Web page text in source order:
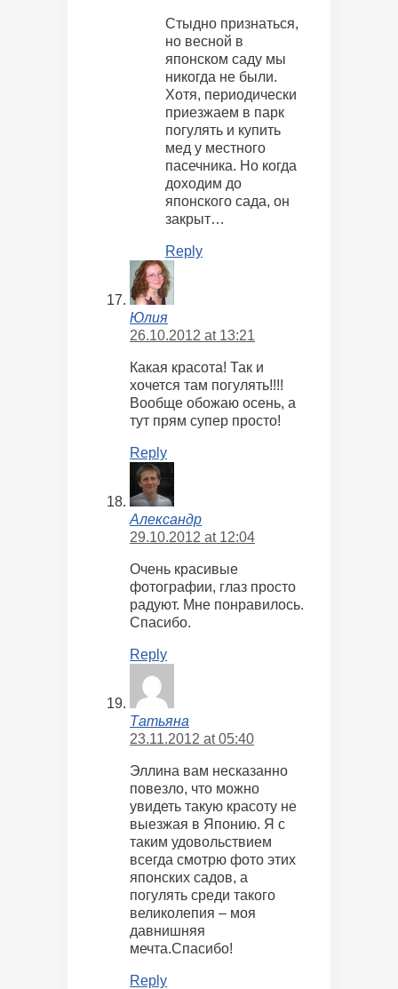
Стыдно признаться,
но весной в
японском саду мы
никогда не были.
Хотя, периодически
приезжаем в парк
погулять и купить
мед у местного
пасечника. Но когда
доходим до
японского сада, он
закрыт…
Reply
Юлия
26.10.2012 at 13:21
Какая красота! Так и
хочется там погулять!!!!
Вообще обожаю осень, а
тут прям супер просто!
Reply
Александр
29.10.2012 at 12:04
Очень красивые
фотографии, глаз просто
радуют. Мне понравилось.
Спасибо.
Reply
Татьяна
23.11.2012 at 05:40
Эллина вам несказанно
повезло, что можно
увидеть такую красоту не
выезжая в Японию. Я с
таким удовольствием
всегда смотрю фото этих
японских садов, а
погулять среди такого
великолепия – моя
давнишняя
мечта.Спасибо!
Reply